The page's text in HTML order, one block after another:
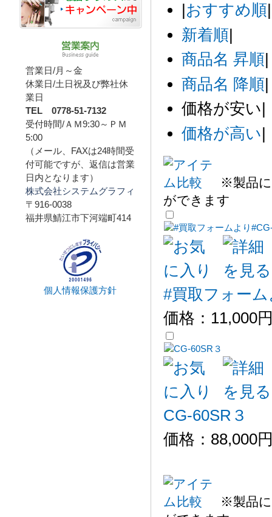
|おすすめ順|
新着順|
商品名 昇順|
商品名 降順|
価格が安い|
価格が高い|
※製品
ができます
#買取フォー
価格： 11,000
CG-60SR３
価格： 88,000
※製品
営業日/月～金
休業日/土日祝及び弊社休
業日
TEL 0778-51-7132
受付時間/ＡＭ9:30～ＰＭ
5:00
（メール、FAXは24時間受
付可能ですが、返信は営業
日内となります）
株式会社システムグラフィ
〒916-0038
福井県鯖江市下河端町414
個人情報保護方針